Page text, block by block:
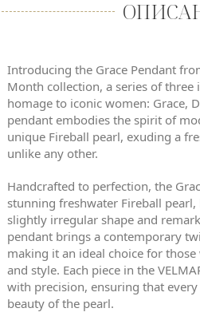
Introducing the Grace Pendant
Month collection, a series of three
homage to iconic women: Grace,
pendant embodies the spirit of
unique Fireball pearl, exuding a
unlike any other.
Handcrafted to perfection, the
stunning freshwater Fireball
slightly irregular shape and
pendant brings a contemporary
making it an ideal choice for
and style. Each piece in the
with precision, ensuring that
beauty of the pearl.